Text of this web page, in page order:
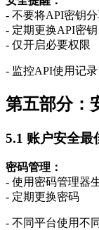
- 不要将API密钥分
- 定期更换API密钥
- 仅开启必要权限
- 监控API使用记录
第五部分：
5.1 账户安全最
密码管理：
- 使用密码管理器
- 定期更换密码
- 不同平台使用不